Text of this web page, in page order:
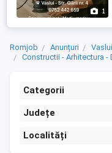
1
Romjob Anunțuri Vaslui
Constructii - Arhitectura -
Categorii
Județe
Localități